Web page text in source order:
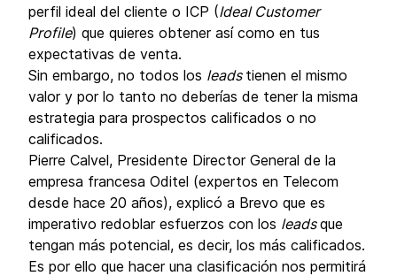
perfil ideal del cliente o ICP (Ideal Customer
Profile) que quieres obtener así como en tus
expectativas de venta.
Sin embargo, no todos los leads tienen el mismo
valor y por lo tanto no deberías de tener la misma
estrategia para prospectos calificados o no
calificados.
Pierre Calvel, Presidente Director General de la
empresa francesa Oditel (expertos en Telecom
desde hace 20 años), explicó a Brevo que es
imperativo redoblar esfuerzos con los leadsque
tengan más potencial, es decir, los más calificados.
Es por ello que hacer una clasificación nos permitirá